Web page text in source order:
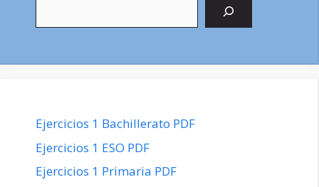
Ejercicios 1 Bachillerato PDF
Ejercicios 1 ESO PDF
Ejercicios 1 Primaria PDF